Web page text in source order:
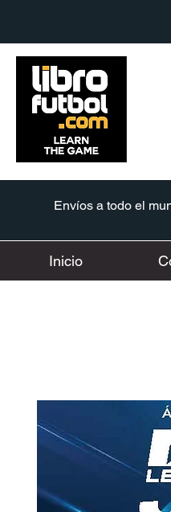
Envíos a todo el
Inicio